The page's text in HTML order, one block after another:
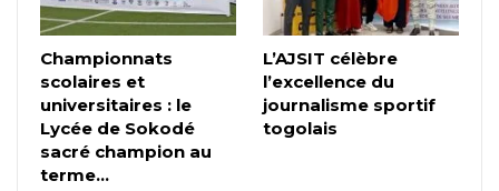
Championnats
scolaires et
universitaires : le
Lycée de Sokodé
sacré champion au
terme…
L’AJSIT célèbre
l’excellence du
journalisme sportif
togolais